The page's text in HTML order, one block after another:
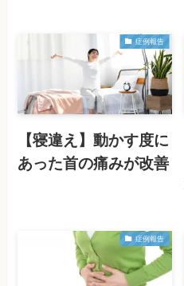
症例報告
【寝違え】動かす度に
あった首の痛みが改善
症例報告